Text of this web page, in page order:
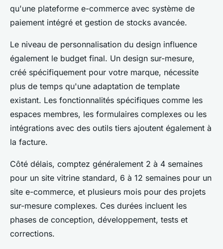
qu'une plateforme e-commerce avec système de
paiement intégré et gestion de stocks avancée.
Le niveau de personnalisation du design influence
également le budget final. Un design sur-mesure,
créé spécifiquement pour votre marque, nécessite
plus de temps qu'une adaptation de template
existant. Les fonctionnalités spécifiques comme les
espaces membres, les formulaires complexes ou les
intégrations avec des outils tiers ajoutent également à
la facture.
Côté délais, comptez généralement 2 à 4 semaines
pour un site vitrine standard, 6 à 12 semaines pour un
site e-commerce, et plusieurs mois pour des projets
sur-mesure complexes. Ces durées incluent les
phases de conception, développement, tests et
corrections.